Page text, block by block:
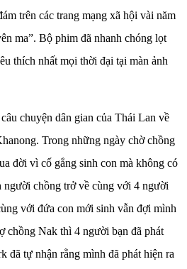
trên các trang mạng xã hội vài năm
ma”. Bộ phim đã nhanh chóng lọt
thích nhất mọi thời đại tại màn ảnh
chuyện dân gian của Thái Lan về
Trong những ngày chờ chồng
đời vì cố gắng sinh con mà không có
người chồng trở về cùng với 4 người
với đứa con mới sinh vẫn đợi mình
chồng Nak thì 4 người bạn đã phát
đã tự nhận rằng mình đã phát hiện ra